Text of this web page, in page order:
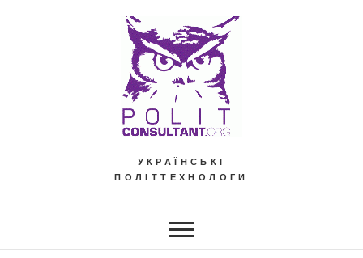
УКРАЇНСЬКІ
ПОЛІТТЕХНОЛОГИ